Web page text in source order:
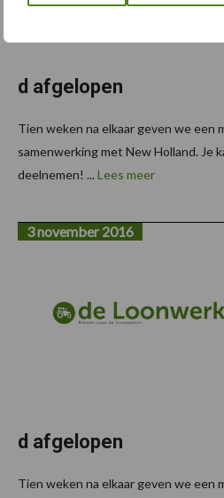
d afgelopen
Tien weken na elkaar geven we een
samenwerking met New Holland. Je
deelnemen! ... Lees meer
d afgelopen
3 november 2016
Tien weken na elkaar geven we een